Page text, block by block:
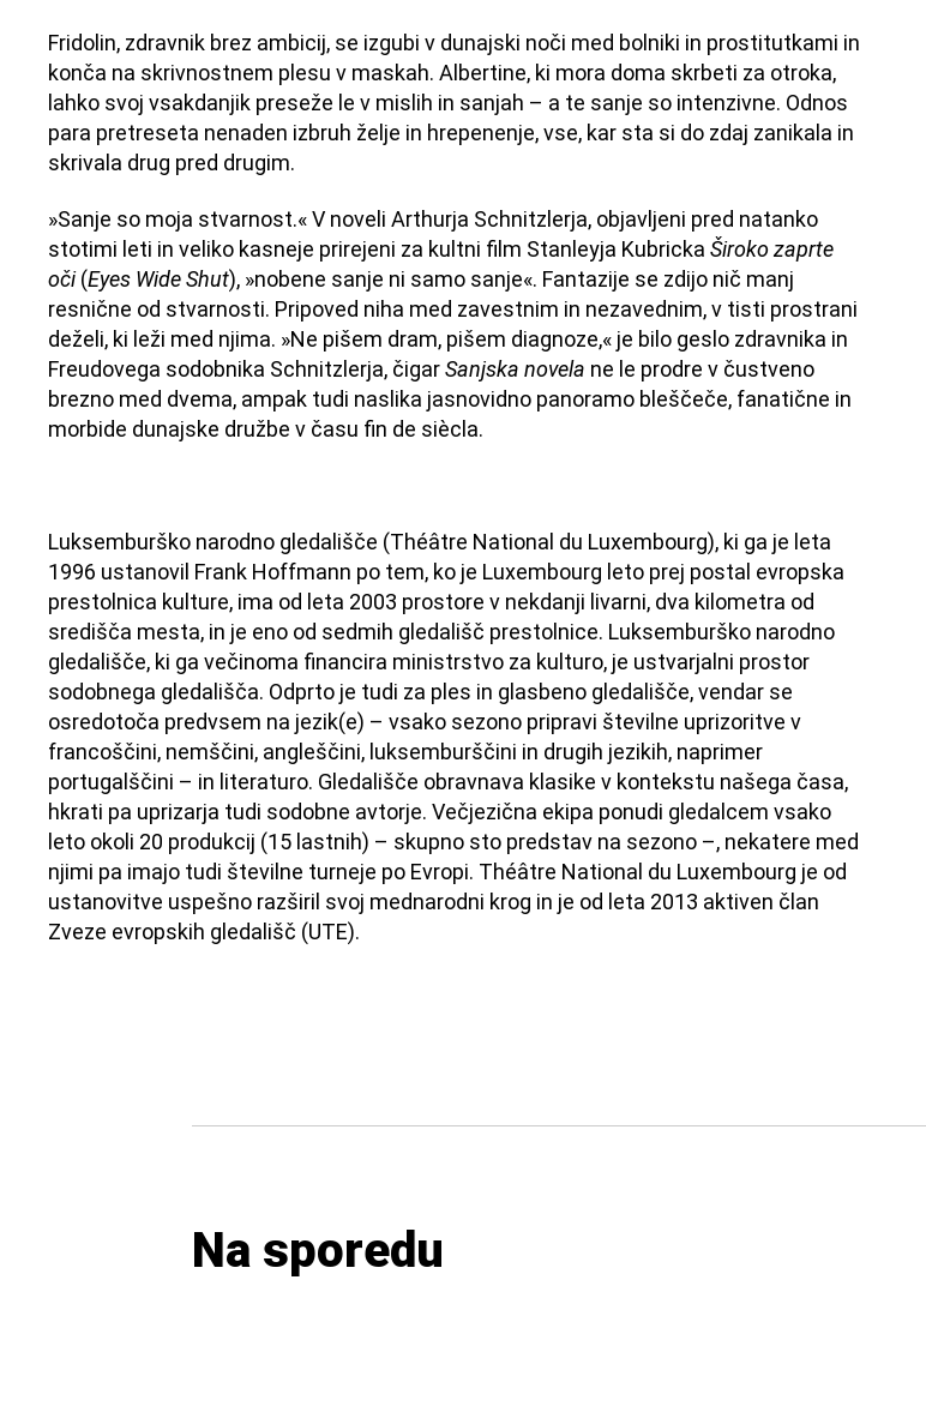
Fridolin, zdravnik brez ambicij, se izgubi v dunajski noči med bolniki in prostitutkami in
konča na skrivnostnem plesu v maskah. Albertine, ki mora doma skrbeti za otroka,
lahko svoj vsakdanjik preseže le v mislih in sanjah – a te sanje so intenzivne. Odnos
para pretreseta nenaden izbruh želje in hrepenenje, vse, kar sta si do zdaj zanikala in
skrivala drug pred drugim.
»Sanje so moja stvarnost.« V noveli Arthurja Schnitzlerja, objavljeni pred natanko
stotimi leti in veliko kasneje prirejeni za kultni film Stanleyja Kubricka Široko zaprte
oči(Eyes Wide Shut), »nobene sanje ni samo sanje«. Fantazije se zdijo nič manj
resnične od stvarnosti. Pripoved niha med zavestnim in nezavednim, v tisti prostrani
deželi, ki leži med njima. »Ne pišem dram, pišem diagnoze,« je bilo geslo zdravnika in
Freudovega sodobnika Schnitzlerja, čigarSanjska novela ne le prodre v čustveno
brezno med dvema, ampak tudi naslika jasnovidno panoramo bleščeče, fanatične in
morbide dunajske družbe v času fin de siècla.
Luksemburško narodno gledališče (Théâtre National du Luxembourg), ki ga je leta
1996 ustanovil Frank Hoffmann po tem, ko je Luxembourg leto prej postal evropska
prestolnica kulture, ima od leta 2003 prostore v nekdanji livarni, dva kilometra od
središča mesta, in je eno od sedmih gledališč prestolnice. Luksemburško narodno
gledališče, ki ga večinoma financira ministrstvo za kulturo, je ustvarjalni prostor
sodobnega gledališča. Odprto je tudi za ples in glasbeno gledališče, vendar se
osredotoča predvsem na jezik(e) – vsako sezono pripravi številne uprizoritve v
francoščini, nemščini, angleščini, luksemburščini in drugih jezikih, naprimer
portugalščini – in literaturo. Gledališče obravnava klasike v kontekstu našega časa,
hkrati pa uprizarja tudi sodobne avtorje. Večjezična ekipa ponudi gledalcem vsako
leto okoli 20 produkcij (15 lastnih) – skupno sto predstav na sezono –, nekatere med
njimi pa imajo tudi številne turneje po Evropi. Théâtre National du Luxembourg je od
ustanovitve uspešno razširil svoj mednarodni krog in je od leta 2013 aktiven član
Zveze evropskih gledališč (UTE).
Na sporedu